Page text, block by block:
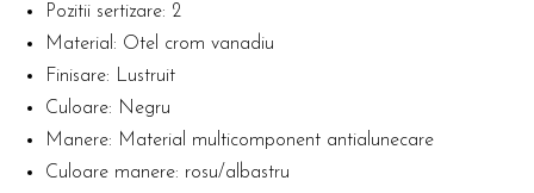
Pozitii sertizare: 2
Material: Otel crom vanadiu
Finisare: Lustruit
Culoare: Negru
Manere: Material multicomponent antialunecare
Culoare manere: rosu/albastru